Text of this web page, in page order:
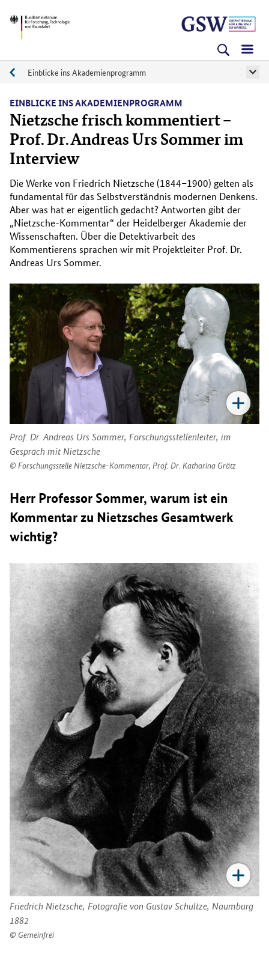
zum
(Eingabetaste)
zum
(Eingabetaste)
zur
(Eingabetaste)
BMFTR
Aktuelles
Einblicke ins Akademienprogramm
EINBLICKE INS AKADEMIENPROGRAMM
Nietzsche frisch kommentiert –
Prof. Dr. Andreas Urs Sommer im
Interview
Die Werke von Friedrich Nietzsche (1844–1900) gelten als
fundamental für das Selbstverständnis modernen Denkens.
Aber was hat er eigentlich gedacht? Antworten gibt der
„Nietzsche-Kommentar“ der Heidelberger Akademie der
Wissenschaften. Über die Detektivarbeit des
Kommentierens sprachen wir mit Projektleiter Prof. Dr.
Andreas Urs Sommer.
Prof. Dr. Andreas Urs Sommer, Forschungsstellenleiter, im
Gespräch mit Nietzsche
Forschungsstelle Nietzsche-Kommentar, Prof. Dr. Katharina Grätz
Herr Professor Sommer, warum ist ein
Kommentar zu Nietzsches Gesamtwerk
wichtig?
Friedrich Nietzsche, Fotografie von Gustav Schultze, Naumburg
1882
Gemeinfrei